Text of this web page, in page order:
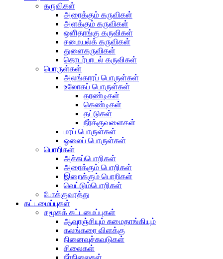
கருவிகள்
அரைக்கும் கருவிகள்
அளக்கும் கருவிகள்
ஒளிதாங்கு கருவிகள்
சமையல்க் கருவிகள்
துளைகருவிகள்
தொடர்பாடல் கருவிகள்
பொருள்கள்
அலங்காரப் பொருள்கள்
உலோகப் பொருள்கள்
கரண்டிகள்
கெண்டிகள்
தட்டுகள்
நீர்க்குவளைகள்
மரப் பொருள்கள்
ஓலைப் பொருள்கள்
பொறிகள்
அச்சுப்பொறிகள்
அரைக்கும் பொறிகள்
இறைக்கும் பொறிகள்
வெட்டும்பொறிகள்
போக்குவரத்து
கட்டமைப்புகள்
சமூகக் கட்டமைப்புகள்
ஆவுரஞ்சியும் சுமைதாங்கியும்
கலங்கரை விளக்கு
நினைவுச்சுவடுகள்
சிலைகள்
நீர்நிலைகள்